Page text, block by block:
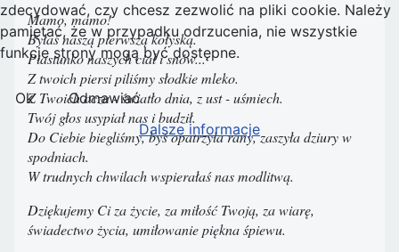
Mamo, mamo!
Byłaś naszą pierwszą kołyską.
Piastunko naszych ciał i snów...
Z twoich piersi piliśmy słodkie mleko.
Z Twoich oczu - światło dnia, z ust - uśmiech.
Twój głos usypiał nas i budził.
Do Ciebie biegliśmy, byś opatrzyła rany, zaszyła dziury w
spodniach.
W trudnych chwilach wspierałaś nas modlitwą.
Dziękujemy Ci za życie, za miłość Twoją, za wiarę,
świadectwo życia, umiłowanie piękna śpiewu.
zdecydować, czy chcesz zezwolić na pliki cookie. Należy
pamiętać, że w przypadku odrzucenia, nie wszystkie
funkcje strony mogą być dostępne.
Ok
Odmawiać
Dalsze informacje